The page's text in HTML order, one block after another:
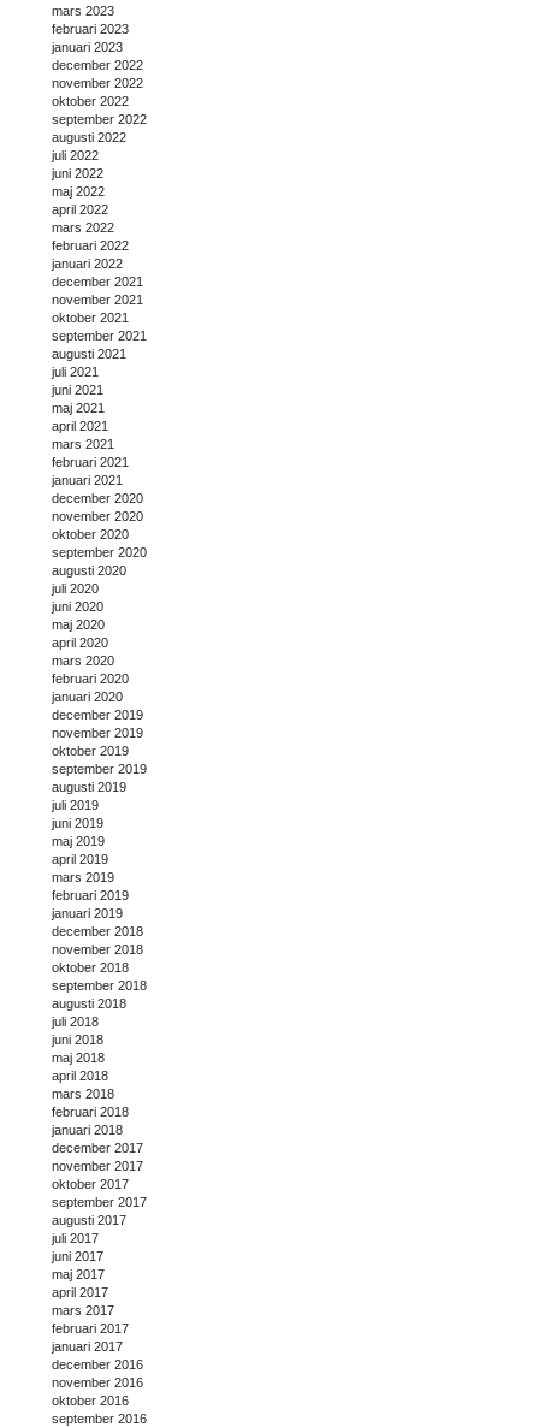
mars 2023
februari 2023
januari 2023
december 2022
november 2022
oktober 2022
september 2022
augusti 2022
juli 2022
juni 2022
maj 2022
april 2022
mars 2022
februari 2022
januari 2022
december 2021
november 2021
oktober 2021
september 2021
augusti 2021
juli 2021
juni 2021
maj 2021
april 2021
mars 2021
februari 2021
januari 2021
december 2020
november 2020
oktober 2020
september 2020
augusti 2020
juli 2020
juni 2020
maj 2020
april 2020
mars 2020
februari 2020
januari 2020
december 2019
november 2019
oktober 2019
september 2019
augusti 2019
juli 2019
juni 2019
maj 2019
april 2019
mars 2019
februari 2019
januari 2019
december 2018
november 2018
oktober 2018
september 2018
augusti 2018
juli 2018
juni 2018
maj 2018
april 2018
mars 2018
februari 2018
januari 2018
december 2017
november 2017
oktober 2017
september 2017
augusti 2017
juli 2017
juni 2017
maj 2017
april 2017
mars 2017
februari 2017
januari 2017
december 2016
november 2016
oktober 2016
september 2016